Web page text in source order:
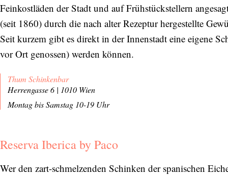
Feinkostläden der Stadt und auf Frühstückstellern
(seit 1860) durch die nach alter Rezeptur hergestellte
Seit kurzem gibt es direkt in der Innenstadt eine eigene
vor Ort genossen) werden können.
Thum Schinkenbar
Herrengasse 6 | 1010 Wien
Montag bis Samstag 10-19 Uhr
Reserva Iberica by Paco
Wer den zart-schmelzenden Schinken der spanischen